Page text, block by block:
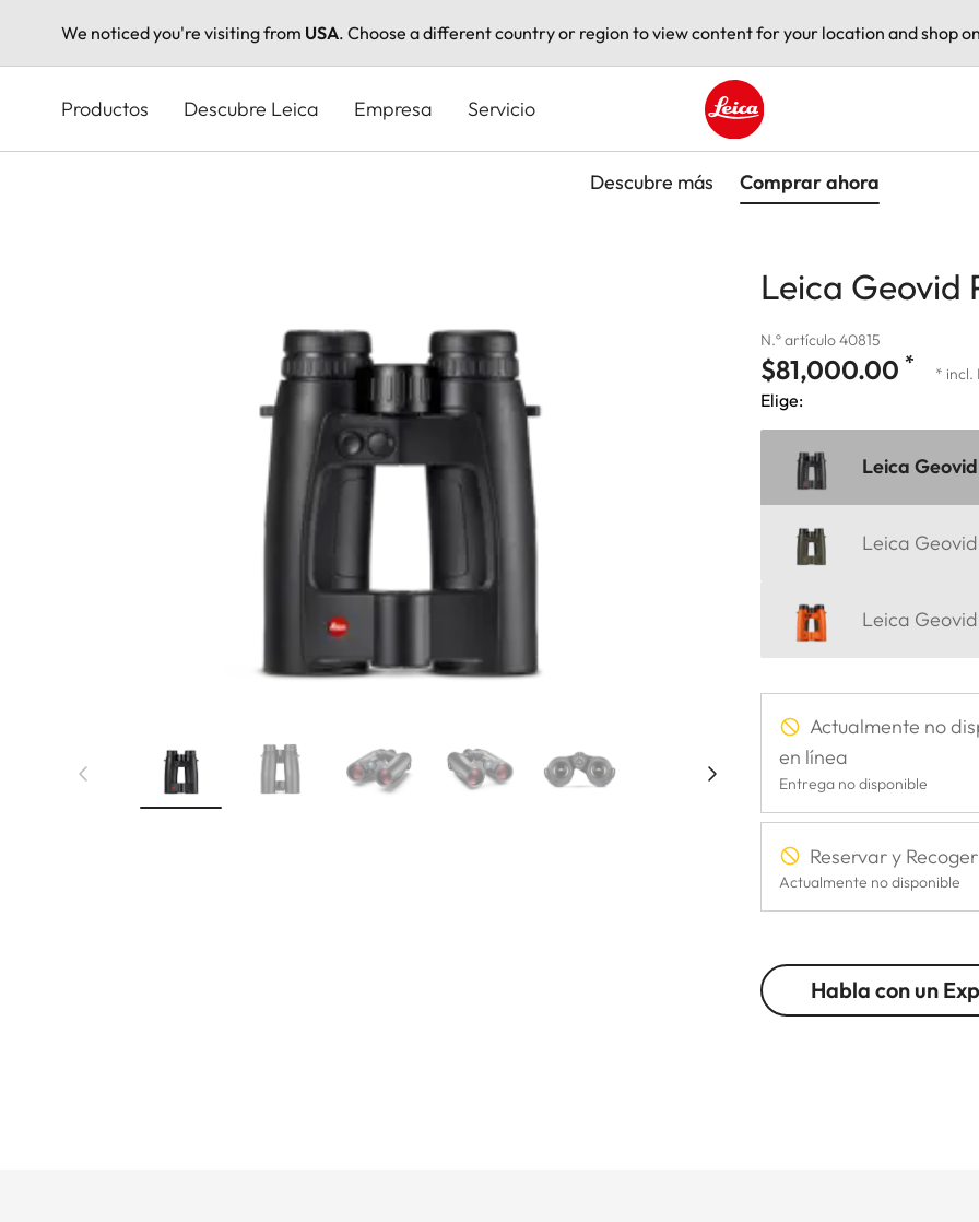
We noticed you're visiting from USA. Choose a different country or region to view content for your location and shop
principal
Productos Descubre Leica Empresa Servicio
Leica logo - Home
Descubre más Comprar ahora
Leica Geovid
N.º artículo 40815
$81,000.00 * * incl.
Elige:
Leica
Leica
Leica
Actualmente no
en línea
Entrega no disponible
Reservar y Recoger
Actualmente no disponible
Habla con un